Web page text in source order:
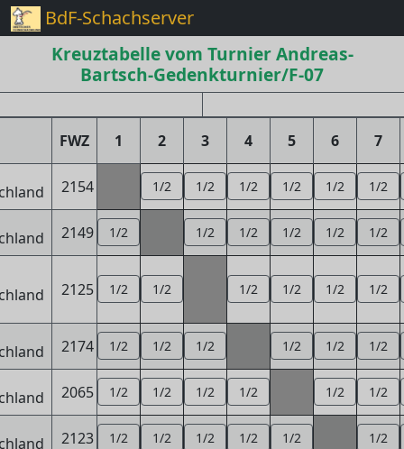
BdF-Schachserver
Kreuztabelle vom Turnier Andreas-
Bartsch-Gedenkturnier/F-07
FWZ 1 2 3 4 5 6 7
2154 1/2 1/2 1/2 1/2 1/2 1/2
2149 1/2 1/2 1/2 1/2 1/2 1/2
2125 1/2 1/2 1/2 1/2 1/2 1/2
2174 1/2 1/2 1/2 1/2 1/2 1/2
2065 1/2 1/2 1/2 1/2 1/2 1/2
2123 1/2 1/2 1/2 1/2 1/2 1/2